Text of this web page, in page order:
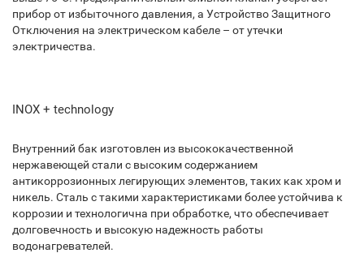
прибор от избыточного давления, а Устройство Защитного
Отключения на электрическом кабеле – от утечки
электричества.
INOX + technology
Внутренний бак изготовлен из высококачественной
нержавеющей стали с высоким содержанием
антикоррозионных легирующих элементов, таких как хром и
никель. Сталь с такими характеристиками более устойчива к
коррозии и технологична при обработке, что обеспечивает
долговечность и высокую надежность работы
водонагревателей.